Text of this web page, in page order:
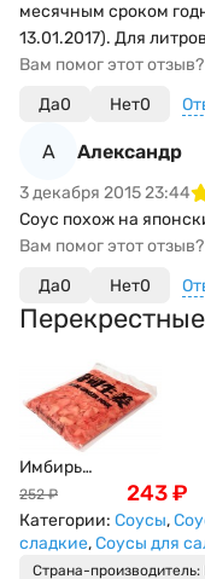
месячным сроком
13.01.2017). Для
Вам помог этот отзыв?
Да0 Нет0
А Александр
3 декабря 2015 23:44
Соус похож на
Вам помог этот отзыв?
Да0 Нет0
Имбирь
маринованный,
розовый, 1кг
252 ₽ 243₽
Категории: Соусы,
сладкие,Соусы для
Страна-производитель: